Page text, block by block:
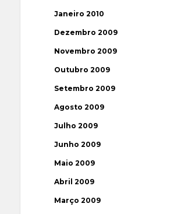
Janeiro 2010
Dezembro 2009
Novembro 2009
Outubro 2009
Setembro 2009
Agosto 2009
Julho 2009
Junho 2009
Maio 2009
Abril 2009
Março 2009